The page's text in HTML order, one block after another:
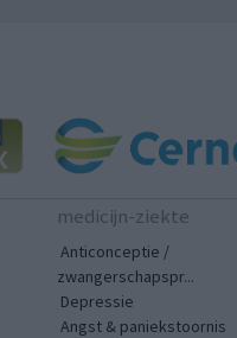
medicijn-ziekte
Anticonceptie /
zwangerschapspr...
Depressie
Angst & paniekstoornis